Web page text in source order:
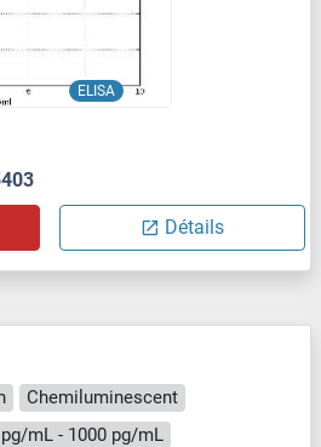
ELISA
Détails
Chemiluminescent
mL - 1000 pg/mL